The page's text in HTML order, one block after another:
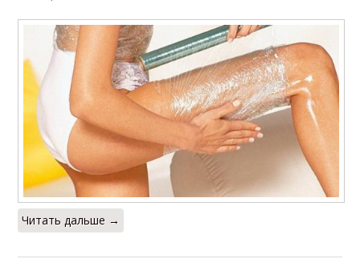
Читать дальше →